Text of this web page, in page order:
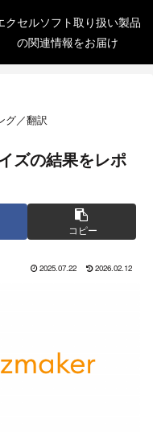
クセルソフト取り扱い製品
の関連情報をお届け
グ／翻訳
ズの結果をレポ
コピー
2025.07.22 2026.02.12